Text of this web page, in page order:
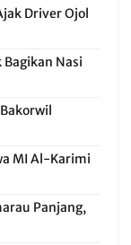
Driver Ojol
Nasi
MI Al-Karimi
Panjang,